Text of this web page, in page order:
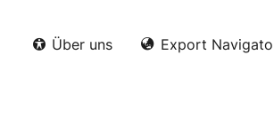
Über uns Export